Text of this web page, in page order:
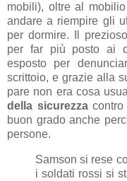
mobili), oltre al
andare a riempire gli
per dormire. Il
per far più posto ai
esposto per
scrittoio, e grazie alla
pare non era cosa
della sicurezzacontro
buon grado anche
persone.
Samson si rese
i soldati rossi si